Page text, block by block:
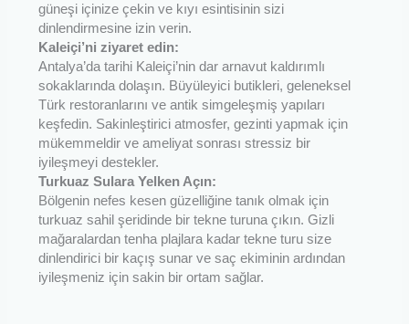
güneşi içinize çekin ve kıyı esintisinin sizi
dinlendirmesine izin verin.
Kaleiçi’ni ziyaret edin:
Antalya’da tarihi Kaleiçi’nin dar arnavut kaldırımlı
sokaklarında dolaşın. Büyüleyici butikleri, geleneksel
Türk restoranlarını ve antik simgeleşmiş yapıları
keşfedin. Sakinleştirici atmosfer, gezinti yapmak için
mükemmeldir ve ameliyat sonrası stressiz bir
iyileşmeyi destekler.
Turkuaz Sulara Yelken Açın:
Bölgenin nefes kesen güzelliğine tanık olmak için
turkuaz sahil şeridinde bir tekne turuna çıkın. Gizli
mağaralardan tenha plajlara kadar tekne turu size
dinlendirici bir kaçış sunar ve saç ekiminin ardından
iyileşmeniz için sakin bir ortam sağlar.